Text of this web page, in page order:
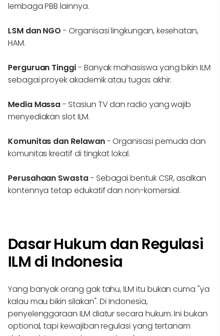
lembaga PBB lainnya.
LSM dan NGO- Organisasi lingkungan, kesehatan,
HAM.
Perguruan Tinggi- Banyak mahasiswa yang bikin ILM
sebagai proyek akademik atau tugas akhir.
Media Massa- Stasiun TV dan radio yang wajib
menyediakan slot ILM.
Komunitas dan Relawan- Organisasi pemuda dan
komunitas kreatif di tingkat lokal.
Perusahaan Swasta- Sebagai bentuk CSR, asalkan
kontennya tetap edukatif dan non-komersial.
Dasar Hukum dan Regulasi
ILM di Indonesia
Yang banyak orang gak tahu, ILM itu bukan cuma "ya
kalau mau bikin silakan". Di Indonesia,
penyelenggaraan ILM diatur secara hukum. Ini bukan
optional, tapi kewajiban regulasi yang tertanam